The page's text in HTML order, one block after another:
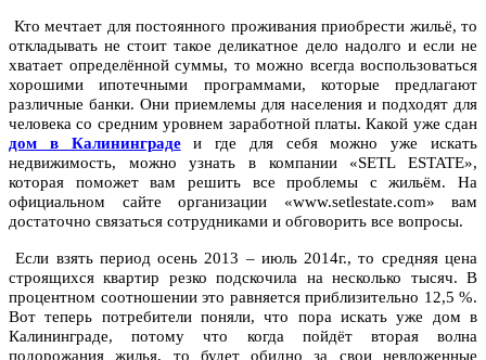
Кто мечтает для постоянного проживания приобрести жильё, то
откладывать не стоит такое деликатное дело надолго и если не
хватает определённой суммы, то можно всегда воспользоваться
хорошими ипотечными программами, которые предлагают
различные банки. Они приемлемы для населения и подходят для
человека со средним уровнем заработной платы. Какой уже сдан
дом в Калининградеи где для себя можно уже искать
недвижимость, можно узнать в компании «SETL ESTATE»,
которая поможет вам решить все проблемы с жильём. На
официальном сайте организации «www.setlestate.com» вам
достаточно связаться сотрудниками и обговорить все вопросы.
Если взять период осень 2013 – июль 2014г., то средняя цена
строящихся квартир резко подскочила на несколько тысяч. В
процентном соотношении это равняется приблизительно 12,5 %.
Вот теперь потребители поняли, что пора искать уже дом в
Калининграде, потому что когда пойдёт вторая волна
подорожания жилья, то будет обидно за свои невложенные